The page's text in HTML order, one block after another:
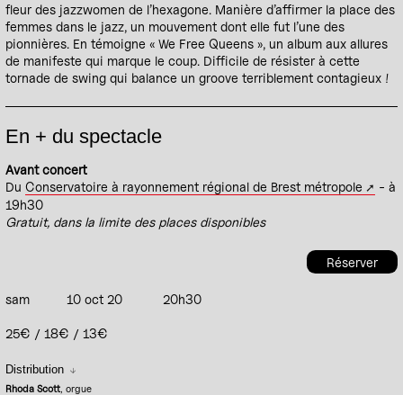
fleur des jazzwomen de l’hexagone. Manière d’affirmer la place des
femmes dans le jazz, un mouvement dont elle fut l’une des
pionnières. En témoigne « We Free Queens », un album aux allures
de manifeste qui marque le coup. Difficile de résister à cette
tornade de swing qui balance un groove terriblement contagieux !
En + du spectacle
Avant concert
DuConservatoire à rayonnement régional de Brest métropole
- à
19h30
Gratuit, dans la limite des places disponibles
Réserver
sam 10 oct 20 20h30
25€ / 18€ / 13€
Distribution
Rhoda Scott , orgue